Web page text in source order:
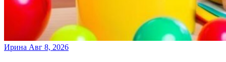
Ирина Авг 8, 2026